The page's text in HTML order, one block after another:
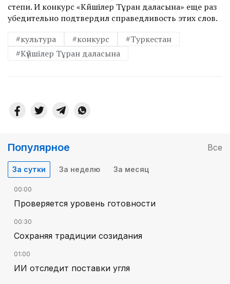
степи. И конкурс «Күйшілер Тұран даласына» еще раз
убедительно подтвердил справедливость этих слов.
#культура
#конкурс
#Туркестан
#Күйшілер Тұран даласына
Популярное Все
За сутки За неделю За месяц
00:00
Проверяется уровень готовности
00:30
Сохраняя традиции созидания
01:00
ИИ отследит поставки угля